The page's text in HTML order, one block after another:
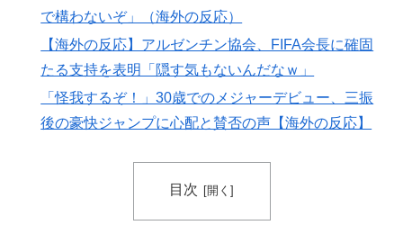
▶ アメリカ「お前らの国でしか愛されてないものってあ
る？」日本「納豆」
▶
ぺこぱ松蔭寺「みんな右とか左とか拘りすぎ。思想関係
なく応援しようよ」
▶ 軽飛行機が屋根すれすれを抜けて飛行場へ、車輪を出さ
きた」【海外の反応】
韓国人「我が国がクウェート戦で行った審判買収が本当
に深刻である理由がこちら…」→「これはダメなやつ…
で構わないぞ」（海外の反応）
【海外の反応】アルゼンチン協会、FIFA会長に確固
たる支持を表明「隠す気もないんだなｗ」
「怪我するぞ！」30歳でのメジャーデビュー、三振
後の豪快ジャンプに心配と賛否の声【海外の反応】
目次